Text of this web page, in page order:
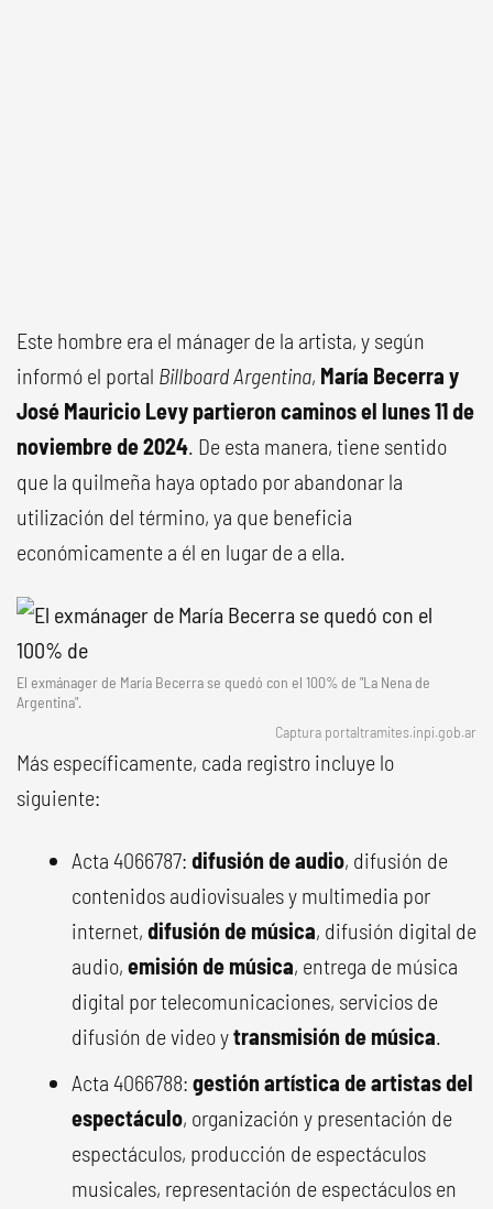
Este hombre era el mánager de la artista, y según
informó el portal Billboard Argentina, María Becerra y
José Mauricio Levy partieron caminos el lunes 11 de
noviembre de 2024. De esta manera, tiene sentido
que la quilmeña haya optado por abandonar la
utilización del término, ya que beneficia
económicamente a él en lugar de a ella.
El exmánager de María Becerra se quedó con el 100% de "La Nena de
Argentina".
Captura portaltramites.inpi.gob.ar
Más específicamente, cada registro incluye lo
siguiente:
Acta 4066787: difusión de audio, difusión de
contenidos audiovisuales y multimedia por
internet, difusión de música, difusión digital de
audio, emisión de música, entrega de música
digital por telecomunicaciones, servicios de
difusión de video ytransmisión de música.
Acta 4066788: gestión artística de artistas del
espectáculo, organización y presentación de
espectáculos, producción de espectáculos
musicales, representación de espectáculos en